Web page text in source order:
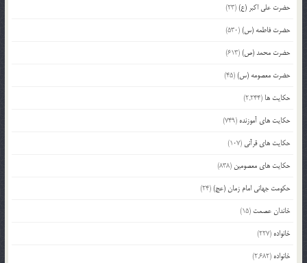
حضرت علی اکبر (ع)(23)
حضرت فاطمه (س)(530)
حضرت محمد (ص)(613)
حضرت معصومه (س)(45)
حکایت ها (2,244)
حکایت های آموزنده (749)
حکایت های قرآنی (107)
حکایت های معصومین (838)
حکومت جهانی امام زمان (عج)(24)
خاندان عصمت (15)
خانواده (227)
خانواده (2,682)